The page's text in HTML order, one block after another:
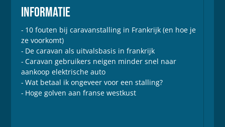
INFORMATIE
10 fouten bij caravanstalling in Frankrijk (en hoe je
ze voorkomt)
De caravan als uitvalsbasis in frankrijk
Caravan gebruikers neigen minder snel naar
aankoop elektrische auto
Wat betaal ik ongeveer voor een stalling?
Hoge golven aan franse westkust